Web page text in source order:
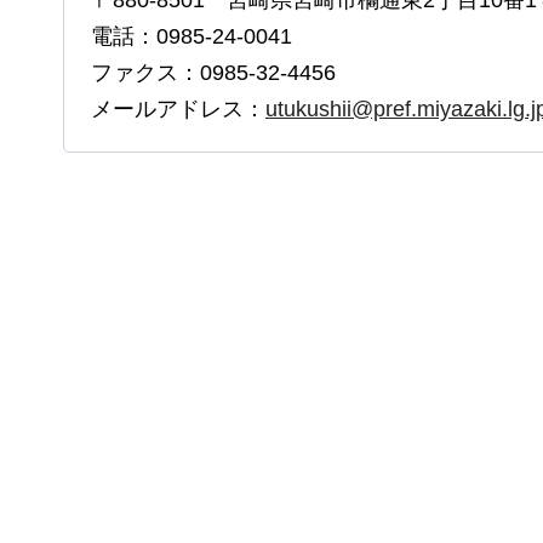
電話：0985-24-0041
ファクス：0985-32-4456
メールアドレス：